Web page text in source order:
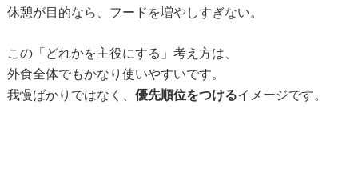
休憩が目的なら、フードを増やしすぎない。
この「どれかを主役にする」考え方は、
外食全体でもかなり使いやすいです。
我慢ばかりではなく、 優先順位をつけるイメージです。